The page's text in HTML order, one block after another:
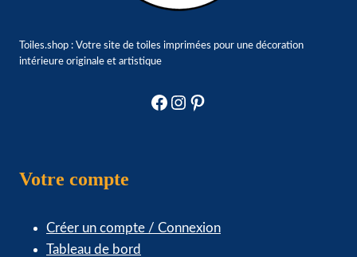
Toiles.shop : Votre site de toiles imprimées pour une décoration
intérieure originale et artistique
Facebook
Instagram
Pinterest
Votre compte
Créer un compte / Connexion
Tableau de bord